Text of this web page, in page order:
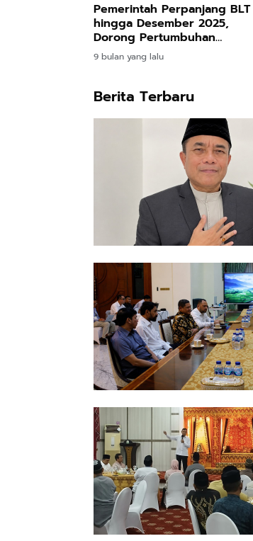
Pemerintah Perpanjang BLT
hingga Desember 2025,
Dorong Pertumbuhan
Ekonomi Tembus 5,7 Persen
9 bulan yang lalu
Berita Terbaru